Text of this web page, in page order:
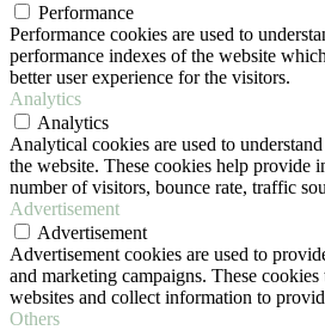
Performance
Performance cookies are used to
performance indexes of the website
better user experience for the visitors.
Analytics
Analytics
Analytical cookies are used to
the website. These cookies help provide
number of visitors, bounce rate, traffic
Advertisement
Advertisement
Advertisement cookies are used to
and marketing campaigns. These
websites and collect information to
Others